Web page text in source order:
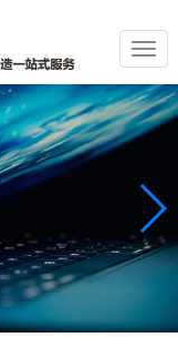
切
换
导
航